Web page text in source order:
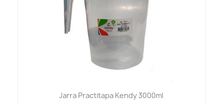
Jarra Practitapa Kendy 3000ml